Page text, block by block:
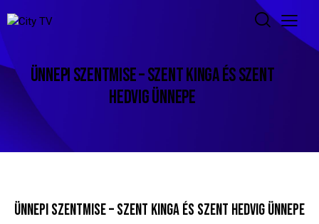
ÜNNEPI SZENTMISE – SZENT KINGA ÉS SZENT
HEDVIG ÜNNEPE
ÜNNEPI SZENTMISE – SZENT KINGA ÉS SZENT HEDVIG ÜNNEPE